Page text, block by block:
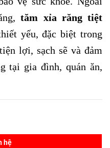
tăm xỉa răng tiệt
yếu, đặc biệt trong
lợi, sạch sẽ và đảm
tại gia đình, quán ăn,
hệ